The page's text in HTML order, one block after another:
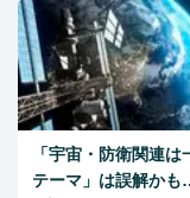
「宇宙・防衛関連は
テーマ」は誤解か